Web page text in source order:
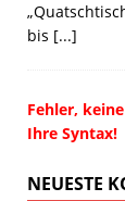
bis [...]
Fehler,
Ihre Syntax!
NEUESTE